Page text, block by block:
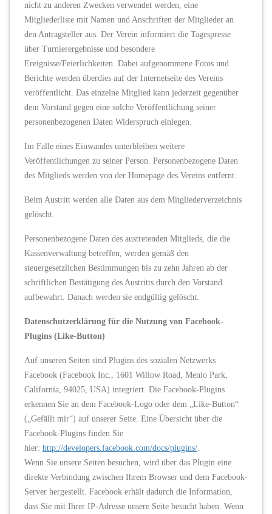
nicht zu anderen Zwecken verwendet werden, eine
Mitgliederliste mit Namen und Anschriften der Mitglieder an
den Antragsteller aus. Der Verein informiert die Tagespresse
über Turnierergebnisse und besondere
Ereignisse/Feierlichkeiten. Dabei aufgenommene Fotos und
Berichte werden überdies auf der Internetseite des Vereins
veröffentlicht. Das einzelne Mitglied kann jederzeit gegenüber
dem Vorstand gegen eine solche Veröffentlichung seiner
personenbezogenen Daten Widerspruch einlegen.
Im Falle eines Einwandes unterbleiben weitere
Veröffentlichungen zu seiner Person. Personenbezogene Daten
des Mitglieds werden von der Homepage des Vereins entfernt.
Beim Austritt werden alle Daten aus dem Mitgliederverzeichnis
gelöscht.
Personenbezogene Daten des austretenden Mitglieds, die die
Kassenverwaltung betreffen, werden gemäß den
steuergesetzlichen Bestimmungen bis zu zehn Jahren ab der
schriftlichen Bestätigung des Austritts durch den Vorstand
aufbewahrt. Danach werden sie endgültig gelöscht.
Datenschutzerklärung für die Nutzung von Facebook-
Plugins (Like-Button)
Auf unseren Seiten sind Plugins des sozialen Netzwerks
Facebook (Facebook Inc., 1601 Willow Road, Menlo Park,
California, 94025, USA) integriert. Die Facebook-Plugins
erkennen Sie an dem Facebook-Logo oder dem „Like-Button“
(„Gefällt mir“) auf unserer Seite. Eine Übersicht über die
Facebook-Plugins finden Sie
hier: http://developers.facebook.com/docs/plugins/.
Wenn Sie unsere Seiten besuchen, wird über das Plugin eine
direkte Verbindung zwischen Ihrem Browser und dem Facebook-
Server hergestellt. Facebook erhält dadurch die Information,
dass Sie mit Ihrer IP-Adresse unsere Seite besucht haben. Wenn